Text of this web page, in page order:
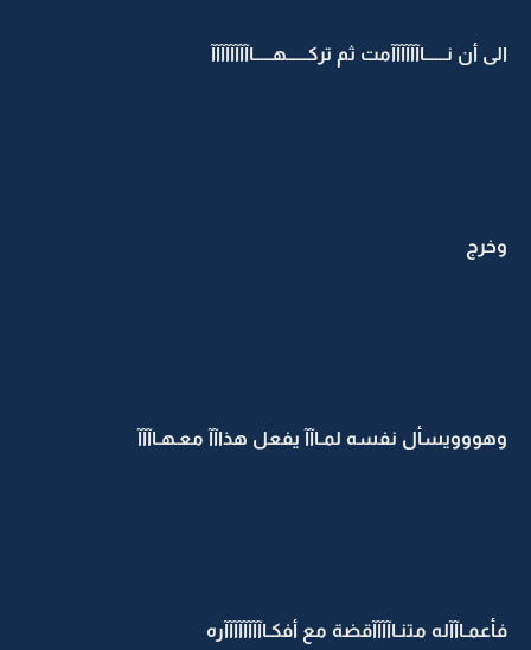
الى أن نــــــاآآآآآآمت ثم تركــــــهـــــاآآآآآآآآ
وخرج
وهووويسأل نفسه لمـاآآ يفعل هذاآآ معـهـاآآآ
فأعمـاآآله متنـاآآآآقضة مع أفكـاآآآآآآآآره